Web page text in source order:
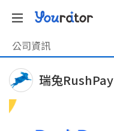
公司資訊
瑞兔RushPay